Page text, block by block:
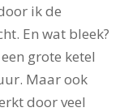
ik de
En wat bleek?
grote ketel
Maar ook
door veel